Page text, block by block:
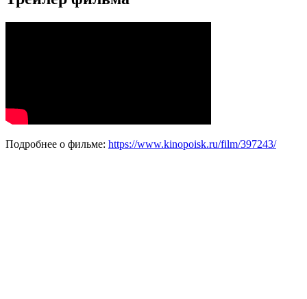
Подробнее о фильме: https://www.kinopoisk.ru/film/397243/